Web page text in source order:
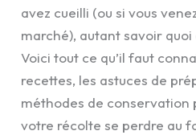
avez cueilli (ou si vous
marché), autant savoir
Voici tout ce qu’il faut
recettes, les astuces de
méthodes de conservation
votre récolte se perdre au